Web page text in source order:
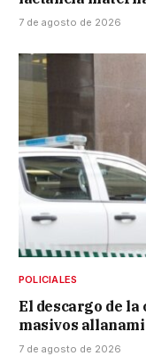
7 de agosto de 2026
POLICIALES
El descargo de la
masivos
7 de agosto de 2026